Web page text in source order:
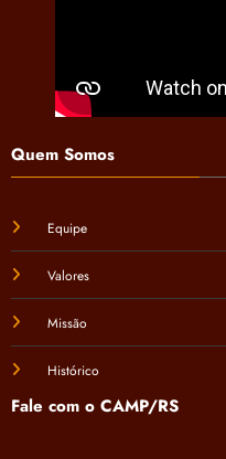
Quem Somos
Equipe
Valores
Missão
Histórico
Fale com o CAMP/RS